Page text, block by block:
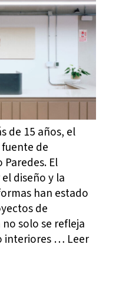
de 15 años, el
de
El
diseño y la
han estado
de
solo se refleja
interiores … Leer